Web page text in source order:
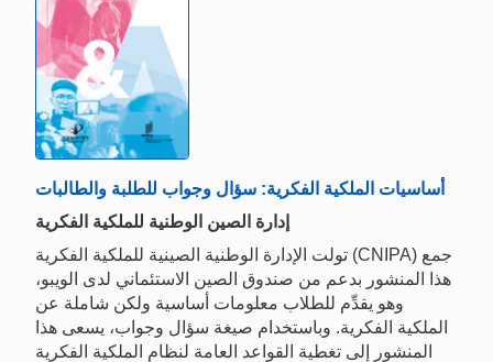
أساسيات الملكية الفكرية: سؤال وجواب للطلبة والطالبات
إدارة الصين الوطنية للملكية الفكرية
تولت الإدارة الوطنية الصينية للملكية الفكرية (CNIPA) جمع
هذا المنشور بدعم من صندوق الصين الاستئماني لدى الويبو،
وهو يقدِّم للطلاب معلومات أساسية ولكن شاملة عن
الملكية الفكرية. وباستخدام صيغة سؤال وجواب، يسعى هذا
المنشور إلى تغطية القواعد العامة لنظام الملكية الفكرية